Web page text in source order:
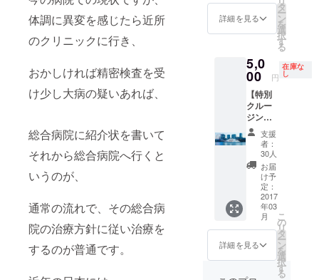
体調に異変を感じたら近所
のクリニックに行き、
おかしければ精密検査を受
け少し大病の疑いあれば、
総合病院に紹介状を書いて
それから総合病院へ行くと
いうのが、
通常の流れで、その総合病
院の治療方針に従い治療を
するのが普通です。
す。 ※
仲井の
体調次
第では
フが対
応する
場合が
ござい
ます。
企業視
察３～
４社 ※
希望者
ンゼル
スでセ
ミナー
をプロ
デュー
スしま
す！ ※
航空券
＋宿泊
費込 ※
日程は
後日調
整いた
しま
す。 ※
仲井の
体調次
詳細を見る
タ
ー
ン
を
選
択
す
る
5,0
00 円
在庫な
し
【特別
クルー
ジング
券】 ◆
仲井本
人より
お礼の
メッ
セージ
◆神戸
コン
チェル
トク
ルージ
ング乗
船ペア
チケッ
支援
者：
30人
お届
け予
定：
2017
年03
月
詳細を見る
こ
の
リ
タ
ー
ン
を
選
択
す
る